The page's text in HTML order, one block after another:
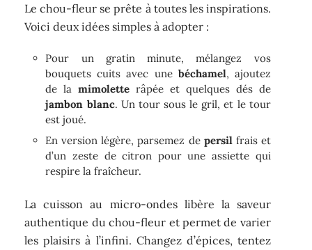
Le chou-fleur se prête à toutes les inspirations.
Voici deux idées simples à adopter :
Pour un gratin minute, mélangez vos
bouquets cuits avec une béchamel, ajoutez
de lamimolette râpée et quelques dés de
jambon blanc. Un tour sous le gril, et le tour
est joué.
En version légère, parsemez de persilfrais et
d’un zeste de citron pour une assiette qui
respire la fraîcheur.
La cuisson au micro-ondes libère la saveur
authentique du chou-fleur et permet de varier
les plaisirs à l’infini. Changez d’épices, tentez